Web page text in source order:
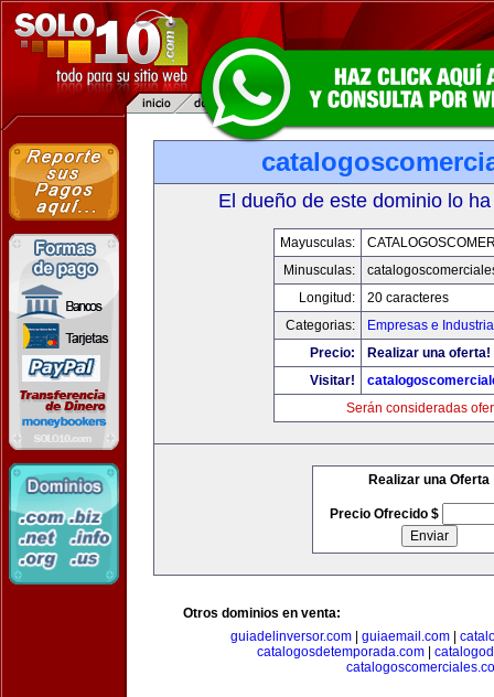
El dueño de este dominio lo
Mayusculas:
Minusculas:
Longitud:
20 caracteres
Categorias:
Empresas e
Precio:
Realizar una oferta!
Visitar!
Serán consideradas
Realizar una Oferta
Precio Ofrecido $
Otros dominios en venta:
guiadelinversor.com| guiaemail.com|
catalogosdetemporada.com|